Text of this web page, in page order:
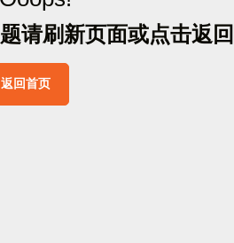
题请刷新页面或点击返 回
返回首页